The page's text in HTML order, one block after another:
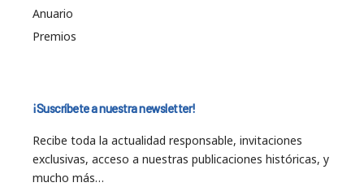
Anuario
Premios
¡Suscríbete a nuestra newsletter!
Recibe toda la actualidad responsable, invitaciones
exclusivas, acceso a nuestras publicaciones históricas, y
mucho más…